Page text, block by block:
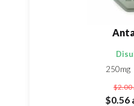
250mg
$2.00
$0.56